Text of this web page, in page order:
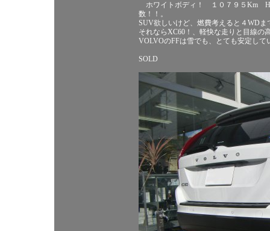
ホワイトボディ！ １０７９５Km
数！！。
SUV欲しいけど、燃費考えると４WDま
それならXC60！、軽快な走りと目線の
VOLVOのFFは雪でも、とても安定して
SOLD